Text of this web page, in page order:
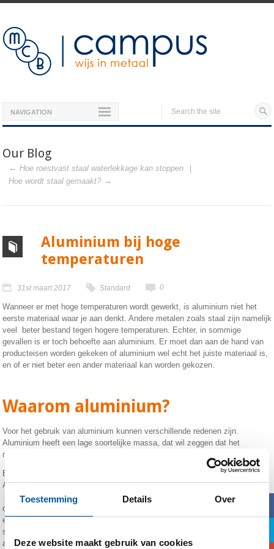
Toestemming Details Over
Deze website maakt gebruik van cookies
NAVIGATION
Our Blog
Hoe roestvast staal waterlekkage kan stoppen
Hoe wordt staal gemaakt?
Aluminium bij hoge
temperaturen
31st maart 2017 Standard 0
Wanneer er met hoge temperaturen wordt gewerkt, is aluminium niet het
eerste materiaal waar je aan denkt. Andere metalen zoals staal zijn namelijk
veel beter bestand tegen hogere temperaturen. Echter, in sommige
gevallen is er toch behoefte aan aluminium. Er moet dan aan de hand van
producteisen worden gekeken of aluminium wel echt het juiste materiaal is,
en of er niet beter een ander materiaal kan worden gekozen.
Waarom aluminium?
Voor het gebruik van aluminium kunnen verschillende redenen zijn.
Aluminium heeft een lage soortelijke massa, dat wil zeggen dat het
materiaal erg licht is. Aluminium is bijvoorbeeld 3 keer lichter dan staal.
Een andere reden om te kiezen voor aluminium, is de corrosievastheid.
Aluminium is over het algemeen goed bestendig tegen corrosie. Er is voor
staal ook een mogelijkheid om bescherming te krijgen tegen corrosie, maar
dan moet er wel een coating op het materiaal worden aangebracht. Omdat
een extra laagje aanbrengen vaak extra kosten met zich meebrengt, is het
soms handiger om gewoon voor aluminium te kiezen. Over het algemeen is
aluminium duurder dan staal, maar met een coating wordt staal al snel